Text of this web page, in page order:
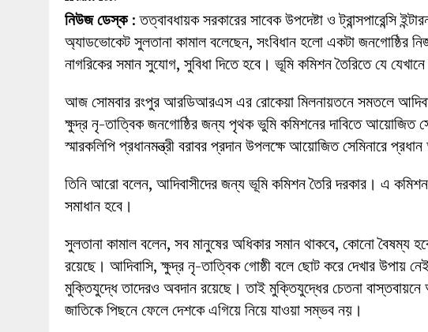
27 MAY 2026 | লোহাগড়ায় চেয়ারম্যান প্রার্থী আতিকুল ইসলামের ঈদ সামগ্রী
1 AUGUST 2026 | লোহাগড়ায় জাল দলিলে নামজারি ॥ এসিল্যান্ড অফিসে
নিউজ ডেস্ক: তত্বাবধায়ক সরকারের সাবেক উপদেষ্টা ও ট্রান্সপারেন্সি
অ্যাডভোকেট সুলতানা কামাল বলেছেন, সংবিধান হলো একটা জনগোষ্ঠির
নাগরিকের সমান সুযোগ, সুবিধা দিতে হবে। ভূমি কমিশন তৈরিতে যে
আজ সোমবার রংপুর আরডিআরএস এর রোকেয়া মিলনায়তনে সমতলে
ক্ষুদ্র নৃ-তাত্বিক জনগোষ্ঠির জন্য পৃথক ভুমি কমিশনের দাবিতে আয়োজিত
স্মারকলিপি প্রধানমন্ত্রী বরাবর প্রদান উপলক্ষে আয়োজিত সেমিনারে
তিনি আরো বলেন, আদিবাসীদের জন্য ভূমি কমিশন তৈরি দরকার। এ
সমাধান হবে।
সুলতানা কামাল বলেন, সব মানুষের অধিকার সমান থাকবে, কোনো বৈষম্য
রয়েছে। আদিবাসি, ক্ষুদ্র নৃ-তাত্বিক গোষ্ঠী বলে ছোট করে দেখার উপায়
মুক্তিযুদ্ধে তাদেরও অবদান রয়েছে। তাই মুক্তিযুদ্ধের চেতনা
জাতিকে পিছনে ফেলে দেশকে এগিয়ে নিয়ে যাওয়া সম্ভব নয়।